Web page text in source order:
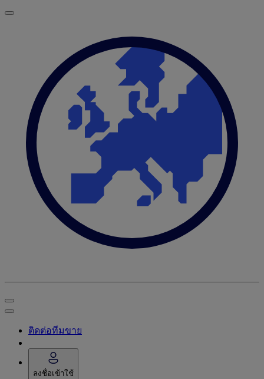
ติดต่อทีมขาย
ลงชื่อเข้าใช้